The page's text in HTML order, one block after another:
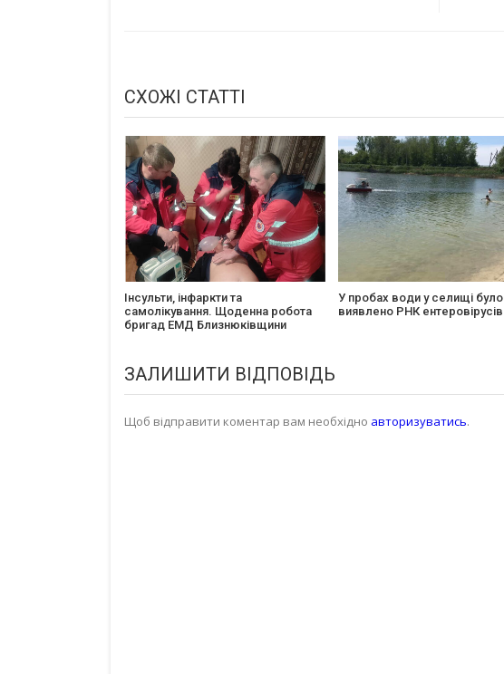
СХОЖІ СТАТТІ
Інсульти, інфаркти та
самолікування. Щоденна робота
бригад ЕМД Близнюківщини
У пробах води у селищі було
виявлено РНК ентеровірусів
ЗАЛИШИТИ ВІДПОВІДЬ
Щоб відправити коментар вам необхідно авторизуватись.